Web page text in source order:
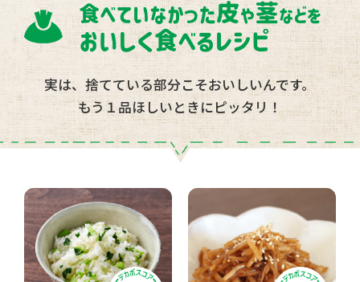
実は、捨てている部分こそおいしいんです。
もう１品ほしいときにピッタリ！